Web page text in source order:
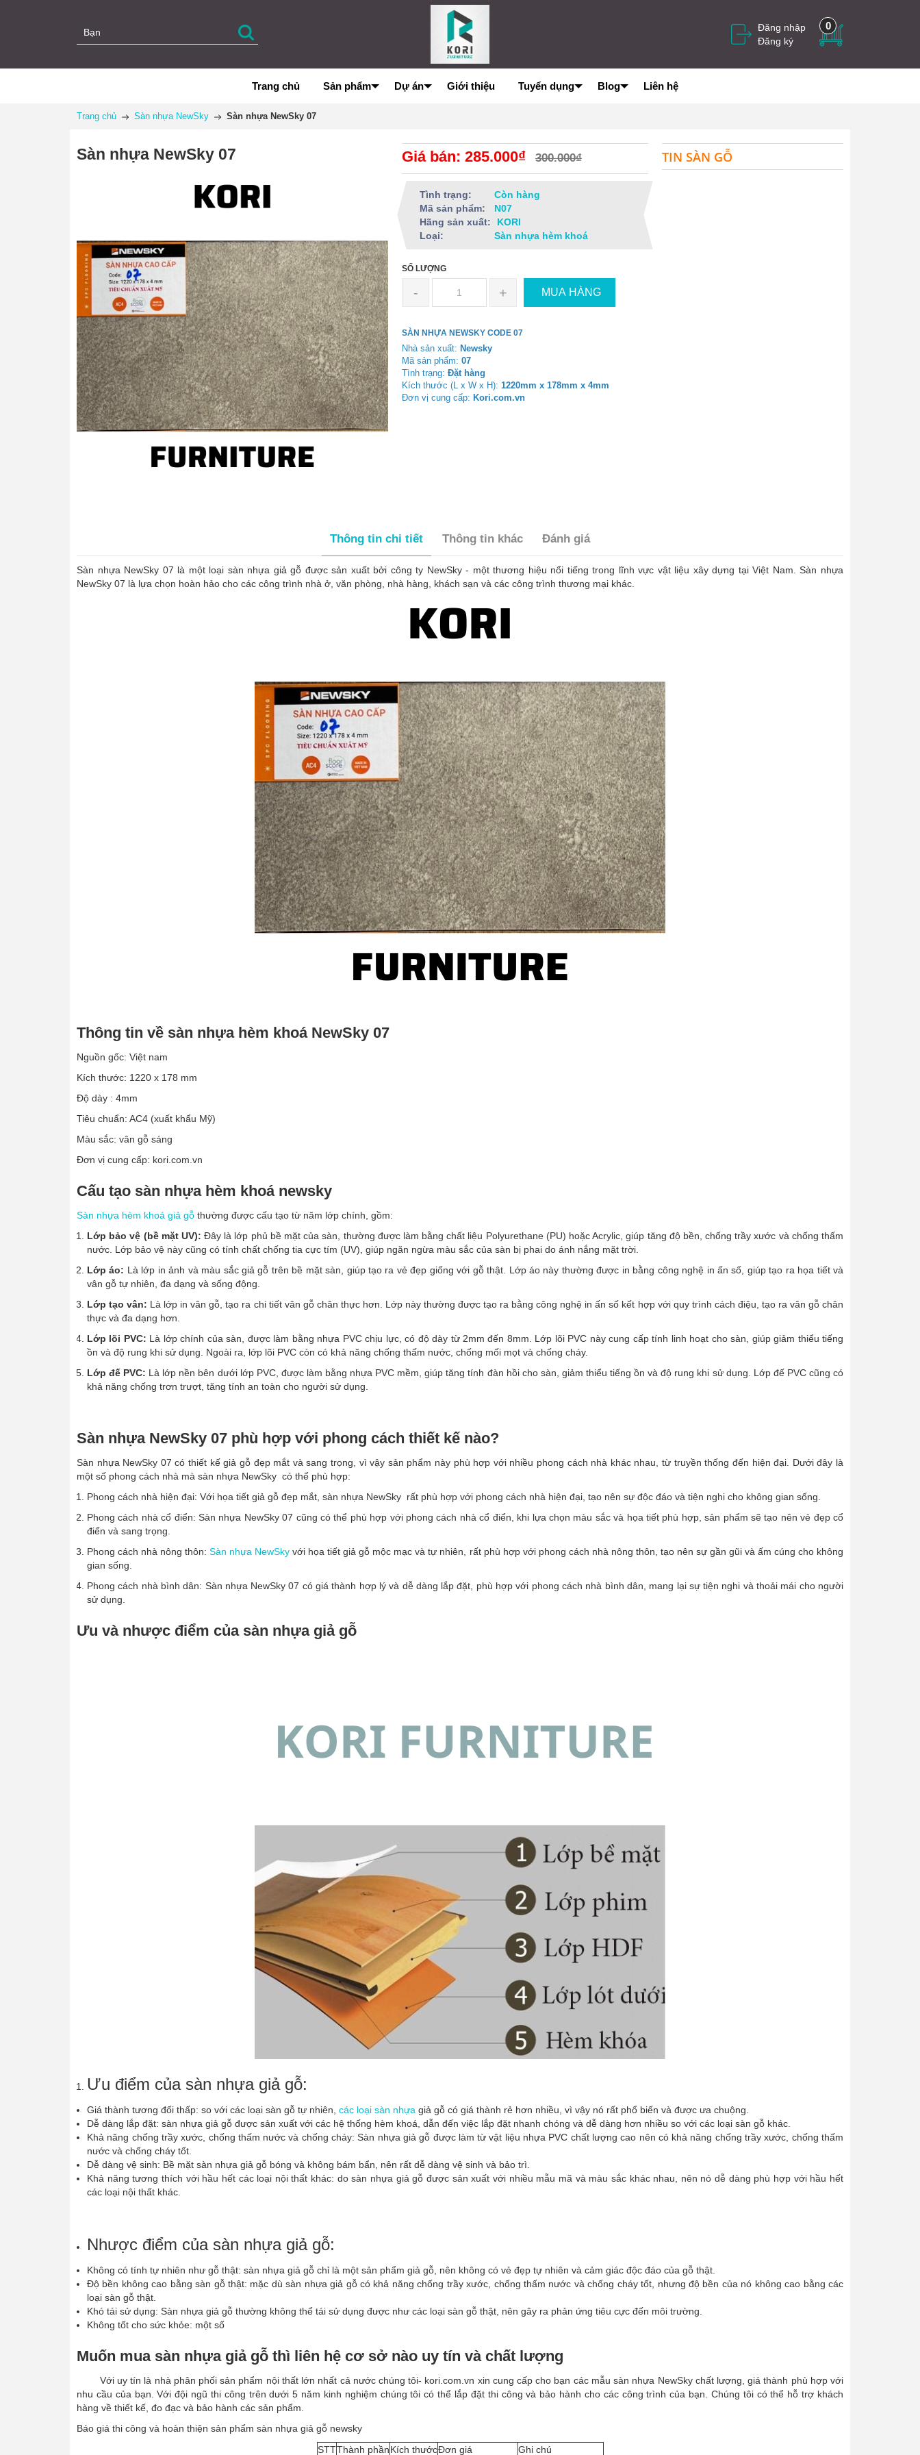
Đăng nhập
Đăng ký
0
Trang chủ Sản phẩm Dự án Giới thiệu Tuyển dụng Blog Liên hệ
Trang chủ Sàn nhựa NewSky Sàn nhựa NewSky 07
Sàn nhựa NewSky 07 Giá bán: 285.000₫ 300.000₫
Tình trạng:
Còn hàng
Mã sản phẩm:
N07
Hãng sản xuất:
KORI
Loại:
Sàn nhựa hèm khoá
SỐ LƯỢNG
- + MUA HÀNG
SÀN NHỰA NEWSKY CODE 07
Nhà sản xuất: Newsky
Mã sản phẩm: 07
Tình trạng: Đặt hàng
Kích thước (L x W x H): 1220mm x 178mm x 4mm
Đơn vị cung cấp: Kori.com.vn
TIN SÀN GỖ
Thông tin chi tiết Thông tin khác Đánh giá
Sàn nhựa NewSky 07 là một loại sàn nhựa giả gỗ được sản xuất bởi công ty NewSky - một thương hiệu nổi tiếng trong lĩnh vực vật liệu xây dựng tại Việt Nam. Sàn nhựa
NewSky 07 là lựa chọn hoàn hảo cho các công trình nhà ở, văn phòng, nhà hàng, khách sạn và các công trình thương mại khác.
Thông tin về sàn nhựa hèm khoá NewSky 07
Nguồn gốc: Việt nam
Kích thước: 1220 x 178 mm
Độ dày : 4mm
Tiêu chuẩn: AC4 (xuất khẩu Mỹ)
Màu sắc: vân gỗ sáng
Đơn vị cung cấp: kori.com.vn
Cấu tạo sàn nhựa hèm khoá newsky
Sàn nhựa hèm khoá giả gỗ thường được cấu tạo từ năm lớp chính, gồm:
Lớp bảo vệ (bề mặt UV): Đây là lớp phủ bề mặt của sàn, thường được làm bằng chất liệu Polyurethane (PU) hoặc Acrylic, giúp tăng độ bền, chống trầy xước và chống thấm
nước. Lớp bảo vệ này cũng có tính chất chống tia cực tím (UV), giúp ngăn ngừa màu sắc của sàn bị phai do ánh nắng mặt trời.
Lớp áo: Là lớp in ảnh và màu sắc giả gỗ trên bề mặt sàn, giúp tạo ra vẻ đẹp giống với gỗ thật. Lớp áo này thường được in bằng công nghệ in ấn số, giúp tạo ra họa tiết và
vân gỗ tự nhiên, đa dạng và sống động.
Lớp tạo vân: Là lớp in vân gỗ, tạo ra chi tiết vân gỗ chân thực hơn. Lớp này thường được tạo ra bằng công nghệ in ấn số kết hợp với quy trình cách điệu, tạo ra vân gỗ chân
thực và đa dạng hơn.
Lớp lõi PVC: Là lớp chính của sàn, được làm bằng nhựa PVC chịu lực, có độ dày từ 2mm đến 8mm. Lớp lõi PVC này cung cấp tính linh hoạt cho sàn, giúp giảm thiểu tiếng
ồn và độ rung khi sử dụng. Ngoài ra, lớp lõi PVC còn có khả năng chống thấm nước, chống mối mọt và chống cháy.
Lớp đế PVC: Là lớp nền bên dưới lớp PVC, được làm bằng nhựa PVC mềm, giúp tăng tính đàn hồi cho sàn, giảm thiểu tiếng ồn và độ rung khi sử dụng. Lớp đế PVC cũng có
khả năng chống trơn trượt, tăng tính an toàn cho người sử dụng.
Sàn nhựa NewSky 07 phù hợp với phong cách thiết kế nào?
Sàn nhựa NewSky 07 có thiết kế giả gỗ đẹp mắt và sang trọng, vì vậy sản phẩm này phù hợp với nhiều phong cách nhà khác nhau, từ truyền thống đến hiện đại. Dưới đây là
một số phong cách nhà mà sàn nhựa NewSky có thể phù hợp:
Phong cách nhà hiện đại: Với họa tiết giả gỗ đẹp mắt, sàn nhựa NewSky rất phù hợp với phong cách nhà hiện đại, tạo nên sự độc đáo và tiện nghi cho không gian sống.
Phong cách nhà cổ điển: Sàn nhựa NewSky 07 cũng có thể phù hợp với phong cách nhà cổ điển, khi lựa chọn màu sắc và họa tiết phù hợp, sản phẩm sẽ tạo nên vẻ đẹp cổ
điển và sang trọng.
Phong cách nhà nông thôn:Sàn nhựa NewSky với họa tiết giả gỗ mộc mạc và tự nhiên, rất phù hợp với phong cách nhà nông thôn, tạo nên sự gần gũi và ấm cúng cho không
gian sống.
Phong cách nhà bình dân: Sàn nhựa NewSky 07 có giá thành hợp lý và dễ dàng lắp đặt, phù hợp với phong cách nhà bình dân, mang lại sự tiện nghi và thoải mái cho người
sử dụng.
Ưu và nhược điểm của sàn nhựa giả gỗ
Ưu điểm của sàn nhựa giả gỗ:
Giá thành tương đối thấp: so với các loại sàn gỗ tự nhiên, các loại sàn nhựa giả gỗ có giá thành rẻ hơn nhiều, vì vậy nó rất phổ biến và được ưa chuộng.
Dễ dàng lắp đặt: sàn nhựa giả gỗ được sản xuất với các hệ thống hèm khoá, dẫn đến việc lắp đặt nhanh chóng và dễ dàng hơn nhiều so với các loại sàn gỗ khác.
Khả năng chống trầy xước, chống thấm nước và chống cháy: Sàn nhựa giả gỗ được làm từ vật liệu nhựa PVC chất lượng cao nên có khả năng chống trầy xước, chống thấm
nước và chống cháy tốt.
Dễ dàng vệ sinh: Bề mặt sàn nhựa giả gỗ bóng và không bám bẩn, nên rất dễ dàng vệ sinh và bảo trì.
Khả năng tương thích với hầu hết các loại nội thất khác: do sàn nhựa giả gỗ được sản xuất với nhiều mẫu mã và màu sắc khác nhau, nên nó dễ dàng phù hợp với hầu hết
các loại nội thất khác.
Nhược điểm của sàn nhựa giả gỗ:
Không có tính tự nhiên như gỗ thật: sàn nhựa giả gỗ chỉ là một sản phẩm giả gỗ, nên không có vẻ đẹp tự nhiên và cảm giác độc đáo của gỗ thật.
Độ bền không cao bằng sàn gỗ thật: mặc dù sàn nhựa giả gỗ có khả năng chống trầy xước, chống thấm nước và chống cháy tốt, nhưng độ bền của nó không cao bằng các
loại sàn gỗ thật.
Khó tái sử dụng: Sàn nhựa giả gỗ thường không thể tái sử dụng được như các loại sàn gỗ thật, nên gây ra phản ứng tiêu cực đến môi trường.
Không tốt cho sức khỏe: một số
Muốn mua sàn nhựa giả gỗ thì liên hệ cơ sở nào uy tín và chất lượng
Với uy tín là nhà phân phối sản phẩm nội thất lớn nhất cả nước chúng tôi- kori.com.vn xin cung cấp cho bạn các mẫu sàn nhựa NewSky chất lượng, giá thành phù hợp với
nhu cầu của bạn. Với đội ngũ thi công trên dưới 5 năm kinh nghiệm chúng tôi có thể lắp đặt thi công và bảo hành cho các công trình của bạn. Chúng tôi có thể hỗ trợ khách
hàng về thiết kế, đo đạc và bảo hành các sản phẩm.
Báo giá thi công và hoàn thiện sản phẩm sàn nhựa giả gỗ newsky
STTThành phầnKích thướcĐơn giá Ghi chú